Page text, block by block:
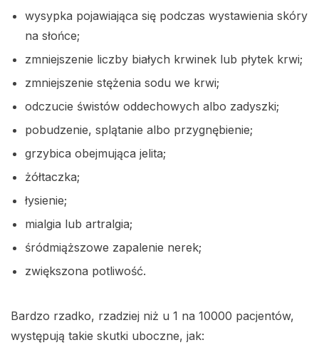
wysypka pojawiająca się podczas wystawienia skóry
na słońce;
zmniejszenie liczby białych krwinek lub płytek krwi;
zmniejszenie stężenia sodu we krwi;
odczucie świstów oddechowych albo zadyszki;
pobudzenie, splątanie albo przygnębienie;
grzybica obejmująca jelita;
żółtaczka;
łysienie;
mialgia lub artralgia;
śródmiąższowe zapalenie nerek;
zwiększona potliwość.
Bardzo rzadko, rzadziej niż u 1 na 10000 pacjentów,
występują takie skutki uboczne, jak: